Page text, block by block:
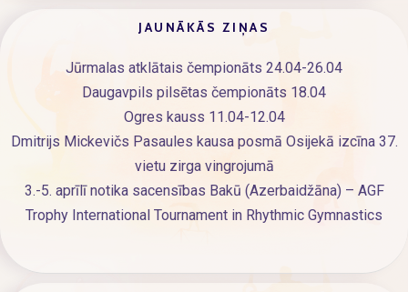
JAUNĀKĀS ZIŅAS
Jūrmalas atklātais čempionāts 24.04-26.04
Daugavpils pilsētas čempionāts 18.04
Ogres kauss 11.04-12.04
Dmitrijs Mickevičs Pasaules kausa posmā Osijekā izcīna 37.
vietu zirga vingrojumā
3.-5. aprīlī notika sacensības Bakū (Azerbaidžāna) – AGF
Trophy International Tournament in Rhythmic Gymnastics